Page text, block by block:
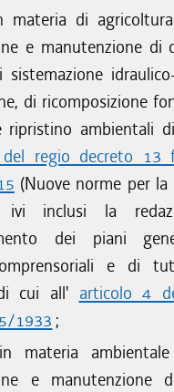
materia di
e manutenzione di
sistemazione
di ricomposizione
ambientali
regio decreto 13
(Nuove norme per la
ivi inclusi la
dei piani
e di
cui all' articolo 4
1933 ;
materia
e manutenzione